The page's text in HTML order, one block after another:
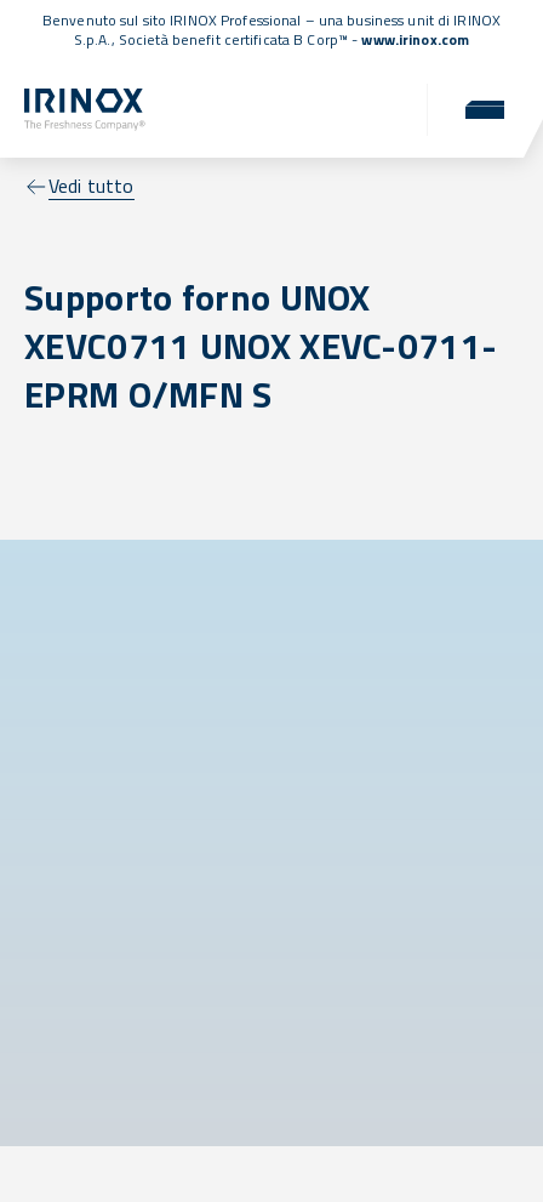
Benvenuto sul sito IRINOX Professional – una business unit di IRINOX
S.p.A., Società benefit certificata B Corp™ -www.irinox.com
Vedi tutto
Supporto forno UNOX
XEVC0711 UNOX XEVC-0711-
EPRM O/MFN S